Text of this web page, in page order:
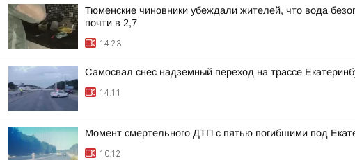
Тюменские чиновники убеждали жителей, что вода
почти в 2,7
14:23
Самосвал снес надземный переход на трассе
14:11
Момент смертельного ДТП с пятью погибшими под
10:12